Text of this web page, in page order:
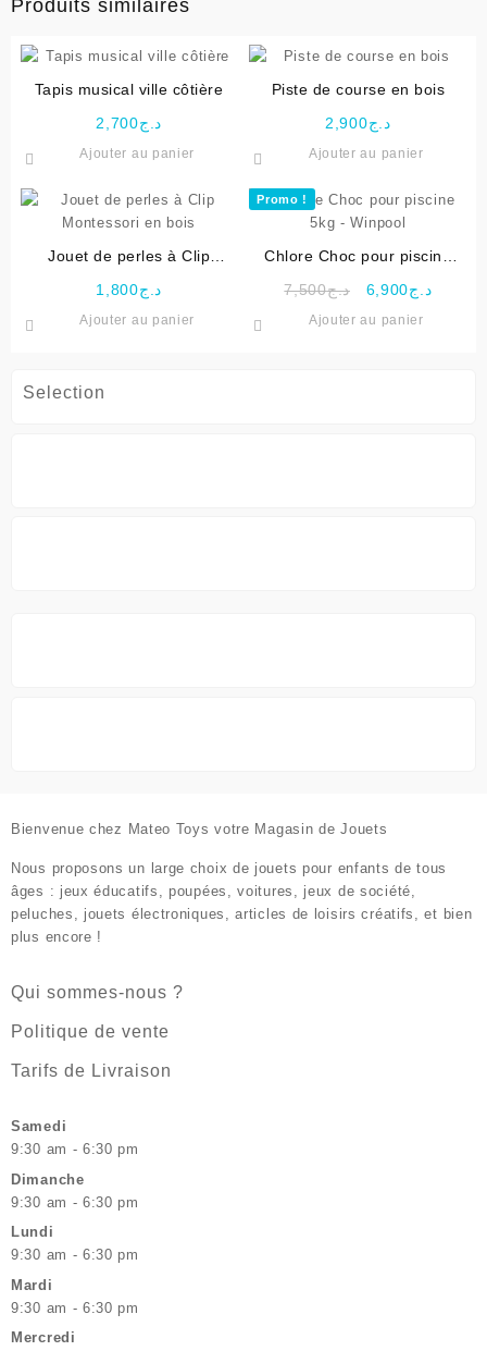
Selection
Produits similaires
Tapis musical ville côtière
د.ج2,700
Ajouter au panier
Piste de course en bois
د.ج2,900
Ajouter au panier
Jouet de perles à Clip
د.ج1,800
Ajouter au panier
Promo !
Chlore Choc pour piscine
د.ج7,500
Le
د.ج6,900
Le
Ajouter au panier
Bienvenue chez Mateo Toys votre Magasin de Jouets
Nous proposons un large choix de jouets pour enfants de tous
âges : jeux éducatifs, poupées, voitures, jeux de société,
peluches, jouets électroniques, articles de loisirs créatifs, et bien
plus encore !
Qui sommes-nous ?
Politique de vente
Tarifs de Livraison
Samedi
9:30 am - 6:30 pm
Dimanche
9:30 am - 6:30 pm
Lundi
9:30 am - 6:30 pm
Mardi
9:30 am - 6:30 pm
Mercredi